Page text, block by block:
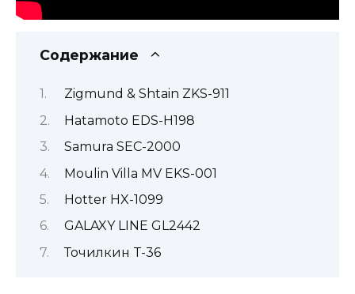
Содержание
Zigmund & Shtain ZKS-911
Hatamoto EDS-H198
Samura SEC-2000
Moulin Villa MV EKS-001
Hotter HX-1099
GALAXY LINE GL2442
Точилкин T-36